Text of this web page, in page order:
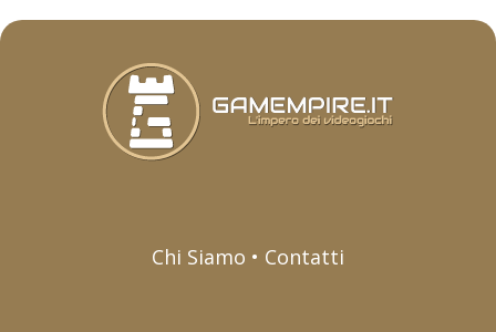
Chi Siamo • Contatti